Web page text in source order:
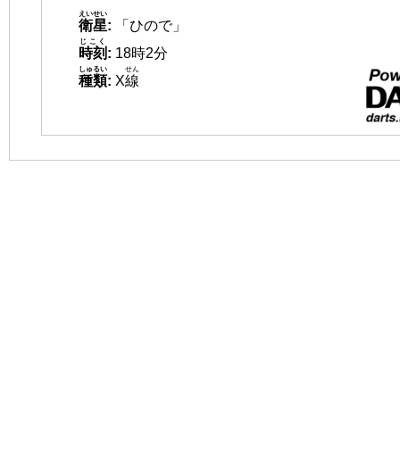
衛星
えいせい
:
「ひので」
時刻
じこく
: 18時2分
種類
しゅるい
: X線
せん